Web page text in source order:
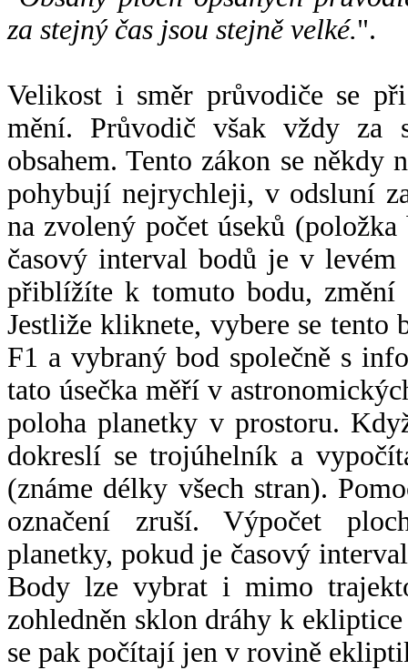
za stejný čas jsou stejně velké.".
Velikost i směr průvodiče se
mění. Průvodič však vždy za
obsahem. Tento zákon se někdy
pohybují nejrychleji, v odsluní
na zvolený počet úseků
časový interval bodů je v
přiblížíte k tomuto bodu,
Jestliže kliknete, vybere se tento
F1 a vybraný bod společně s
tato úsečka měří v
poloha planetky v prostoru.
dokreslí se trojúhelník a
(známe délky všech stran).
označení zruší. Výpočet
planetky, pokud je časový
Body lze vybrat i mimo
zohledněn sklon dráhy k
se pak počítají jen v rovině